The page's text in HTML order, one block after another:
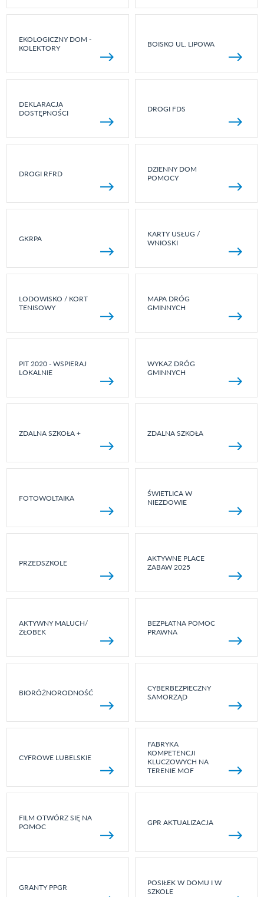
EKOLOGICZNY DOM -
KOLEKTORY
BOISKO UL. LIPOWA
DEKLARACJA
DOSTĘPNOŚCI
DROGI FDS
DROGI RFRD
DZIENNY DOM
POMOCY
GKRPA
KARTY USŁUG /
WNIOSKI
LODOWISKO / KORT
TENISOWY
MAPA DRÓG
GMINNYCH
PIT 2020 - WSPIERAJ
LOKALNIE
WYKAZ DRÓG
GMINNYCH
ZDALNA SZKOŁA + ZDALNA SZKOŁA
FOTOWOLTAIKA
ŚWIETLICA W
NIEZDOWIE
PRZEDSZKOLE
AKTYWNE PLACE
ZABAW 2025
AKTYWNY MALUCH/
ŻŁOBEK
BEZPŁATNA POMOC
PRAWNA
BIORÓŻNORODNOŚĆ
CYBERBEZPIECZNY
SAMORZĄD
CYFROWE LUBELSKIE
FABRYKA
KOMPETENCJI
KLUCZOWYCH NA
TERENIE MOF
FILM OTWÓRZ SIĘ NA
POMOC
GPR AKTUALIZACJA
GRANTY PPGR
POSIŁEK W DOMU I W
SZKOLE